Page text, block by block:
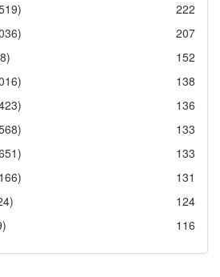
222
207
152
138
136
133
133
131
124
116